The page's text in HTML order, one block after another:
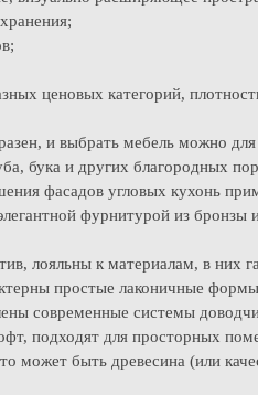
ценовых категорий,
и выбрать мебель можно
бука и других благородных
фасадов угловых кухонь
фурнитурой из
лояльны к материалам, в них
простые лаконичные
современные системы
подходят для просторных
быть древесина (или